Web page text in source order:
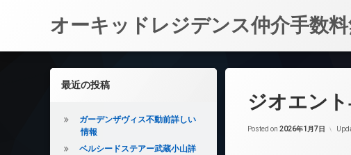
オーキッドレジデンス仲介手数
ジオエン
Posted on 2026年1月7日
左サイドバー
最近の投稿
ガーデンザヴィス不動前詳しい
情報
ベルシードステアー武蔵小山詳